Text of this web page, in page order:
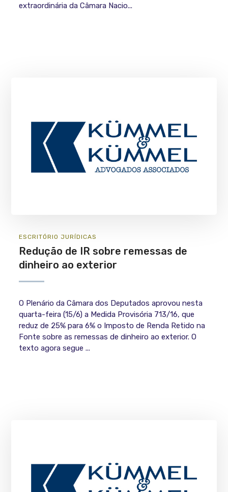
extraordinária da Câmara Nacio...
ESCRITÓRIO JURÍ­DICAS
Redução de IR sobre remessas de
dinheiro ao exterior
O Plenário da Câmara dos Deputados aprovou nesta
quarta-feira (15/6) a Medida Provisória 713/16, que
reduz de 25% para 6% o Imposto de Renda Retido na
Fonte sobre as remessas de dinheiro ao exterior. O
texto agora segue ...